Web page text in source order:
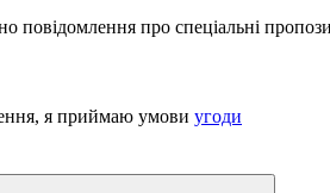
про спеціальні
я приймаю умови угоди